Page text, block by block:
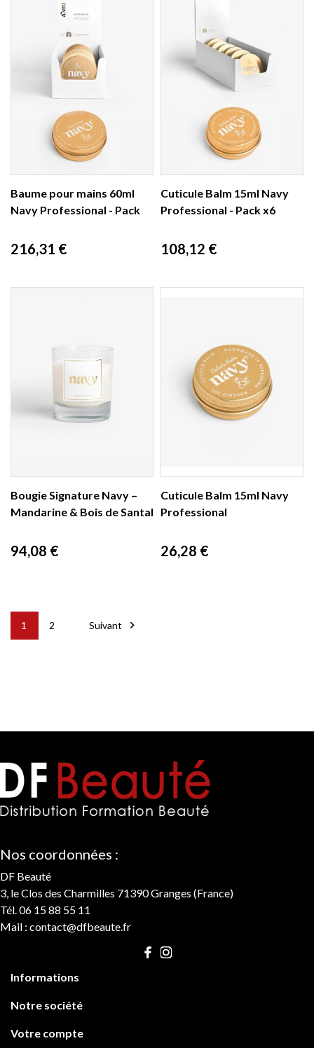
Baume pour mains 60ml
Navy Professional - Pack
Prix
216,31 €
Cuticule Balm 15ml Navy
Professional - Pack x6
Prix
108,12 €
Bougie Signature Navy –
Mandarine & Bois de Santal
Prix
94,08 €
Cuticule Balm 15ml Navy
Professional
Prix
26,28 €
1 2 Suivant 
Nos coordonnées :
DF Beauté
3, le Clos des Charmilles 71390 Granges (France)
Tél. 06 15 88 55 11
Mail : contact@dfbeaute.fr
Informations
Notre société
Votre compte